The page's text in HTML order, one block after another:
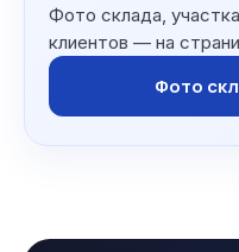
Фото склада,
клиентов — на
Фото